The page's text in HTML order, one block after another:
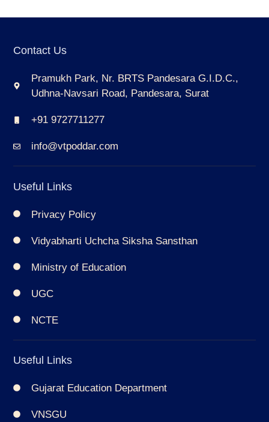
Contact Us
Pramukh Park, Nr. BRTS Pandesara G.I.D.C.,
Udhna-Navsari Road, Pandesara, Surat
+91 9727711277
info@vtpoddar.com
Useful Links
Privacy Policy
Vidyabharti Uchcha Siksha Sansthan
Ministry of Education
UGC
NCTE
Useful Links
Gujarat Education Department
VNSGU